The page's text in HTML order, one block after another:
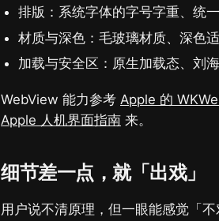
排版：系统字体的字号字重、统
材质与深色：毛玻璃材质、深色
加载与安全区：原生加载态、刘
WebView 能力参考 Apple 的
Apple 人机界面指南 来。
细节差一点，就「出戏」
用户说不清原理，但一眼能感觉「